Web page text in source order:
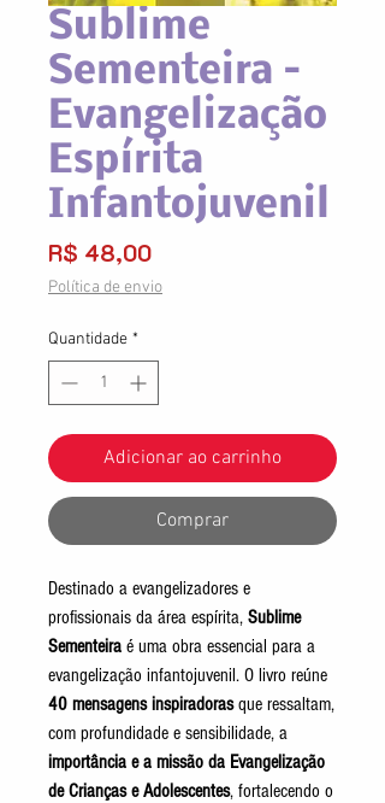
Sublime
Sementeira –
Evangelização
Espírita
Infantojuvenil
R$ 48,00Preço
Política de envio
Quantidade *
Adicionar ao carrinho
Comprar
Destinado a evangelizadores e
profissionais da área espírita, Sublime
Sementeira é uma obra essencial para a
evangelização infantojuvenil. O livro reúne
40 mensagens inspiradorasque ressaltam,
com profundidade e sensibilidade, a
importância e a missão da Evangelização
de Crianças e Adolescentes, fortalecendo o